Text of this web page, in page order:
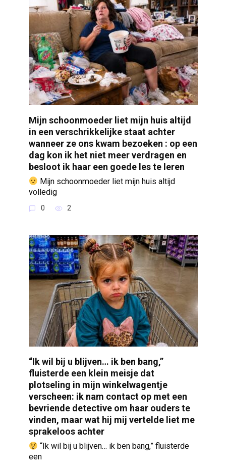
Mijn schoonmoeder liet mijn huis altijd
in een verschrikkelijke staat achter
wanneer ze ons kwam bezoeken : op een
dag kon ik het niet meer verdragen en
besloot ik haar een goede les te leren
Mijn schoonmoeder liet mijn huis altijd
volledig
0 2
“Ik wil bij u blijven… ik ben bang,”
fluisterde een klein meisje dat
plotseling in mijn winkelwagentje
verscheen: ik nam contact op met een
bevriende detective om haar ouders te
vinden, maar wat hij mij vertelde liet me
sprakeloos achter
“Ik wil bij u blijven… ik ben bang,” fluisterde
een